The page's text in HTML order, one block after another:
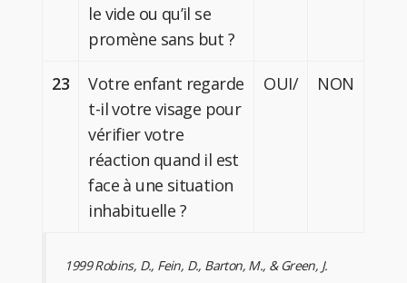
le vide ou qu’il se
promène sans but ?
23
Votre enfant regarde
t-il votre visage pour
vérifier votre
réaction quand il est
face à une situation
inhabituelle ?
OUI/ NON
1999 Robins, D., Fein, D., Barton, M., & Green, J.